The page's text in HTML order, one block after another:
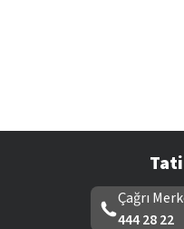
Çağrı
444 28 22